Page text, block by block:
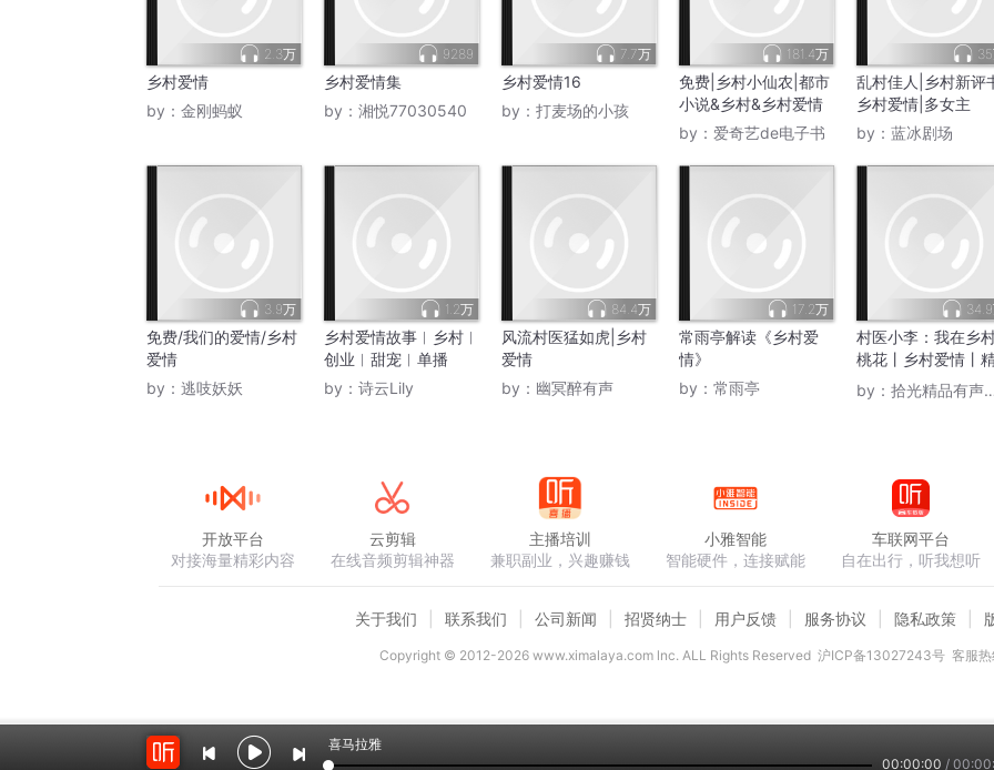
2.3万
乡村爱情
by： 金刚蚂蚁
9289
乡村爱情集
by： 湘悦77030540
7.7万
乡村爱情16
by： 打麦场的小孩
181.4万
免费|乡村小仙农|都市
小说&乡村&乡村爱情
by： 爱奇艺de电子书
乱村佳人|乡村新评
乡村爱情|多女主
by： 蓝冰剧场
3.9万
免费/我们的爱情/乡村
爱情
by： 逃吱妖妖
1.2万
乡村爱情故事︳乡村︳
创业︳甜宠︳单播
by： 诗云Lily
84.4万
风流村医猛如虎|乡村
爱情
by： 幽冥醉有声
17.2万
常雨亭解读《乡村爱
情》
by： 常雨亭
村医小李：我在乡
桃花丨乡村爱情丨
免费
by： 拾光精品有声工作室
喜马拉雅
00:00:00 /
开放平台
对接海量精彩内容
云剪辑
在线音频剪辑神器
主播培训
兼职副业，兴趣赚钱
小雅智能
智能硬件，连接赋能
车联网平台
自在出行，听我想听
关于我们 联系我们 公司新闻 招贤纳士 用户反馈 服务协议 隐私政策
Copyright © 2012-2026www.ximalaya.com lnc. ALL Rights Reserved 沪ICP备13027243号 客服